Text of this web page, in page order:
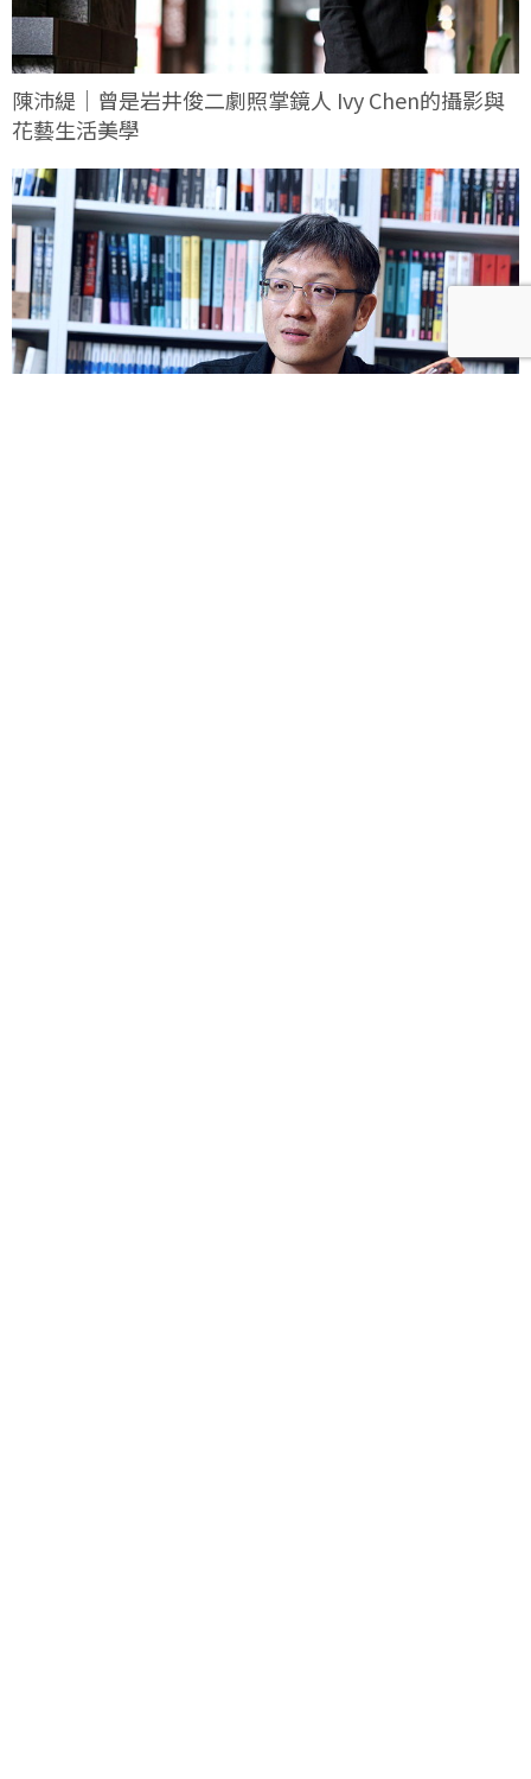
陳沛緹｜曾是岩井俊二劇照掌鏡人 Ivy Chen的攝影與
花藝生活美學